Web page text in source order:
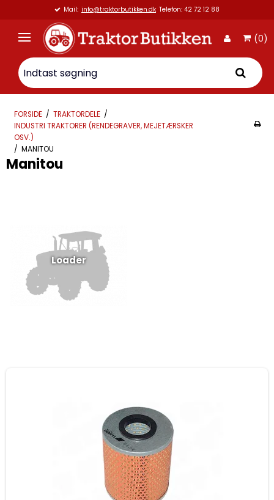
Mail: info@traktorbutikken.dk Telefon: 42 72 12 88
(0)
FORSIDE / TRAKTORDELE /
INDUSTRI TRAKTORER (RENDEGRAVER, MEJETÆRSKER
OSV.)
/ MANITOU
Manitou
Loader